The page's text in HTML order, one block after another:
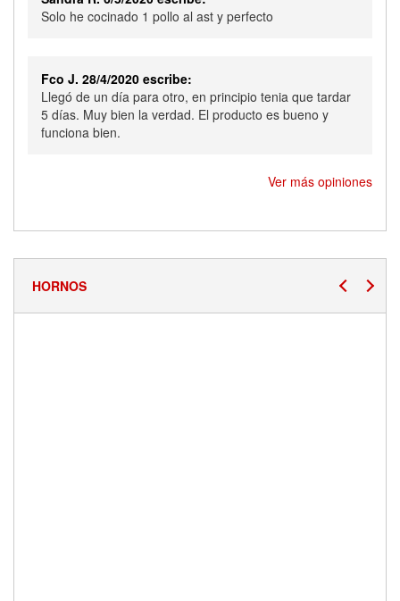
Solo he cocinado 1 pollo al ast y perfecto
Fco J. 28/4/2020 escribe:
Llegó de un día para otro, en principio tenia que tardar
5 días. Muy bien la verdad. El producto es bueno y
funciona bien.
Ver más opiniones
HORNOS